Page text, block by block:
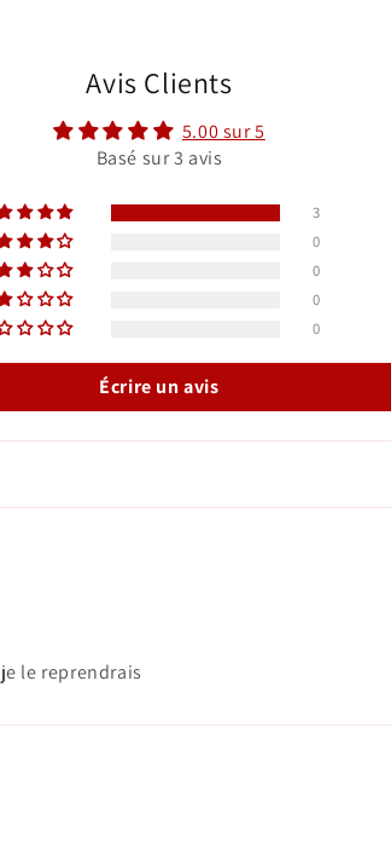
Avis Clients
5.00 sur 5
Basé sur 3 avis
3
0
0
0
0
Écrire un avis
le reprendrais